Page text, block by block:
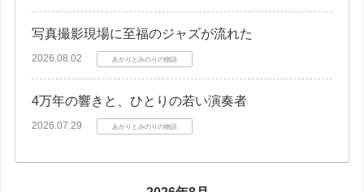
写真撮影現場に至福のジャズが流れた
2026.08.02 あかりとみのりの物語
4万年の響きと、ひとりの若い演奏者
2026.07.29 あかりとみのりの物語